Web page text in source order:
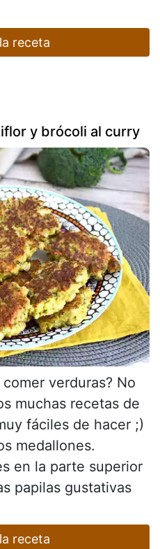
receta
y brócoli al curry
verduras? No
muchas recetas de
fáciles de hacer ;)
medallones.
en la parte superior
papilas gustativas
receta